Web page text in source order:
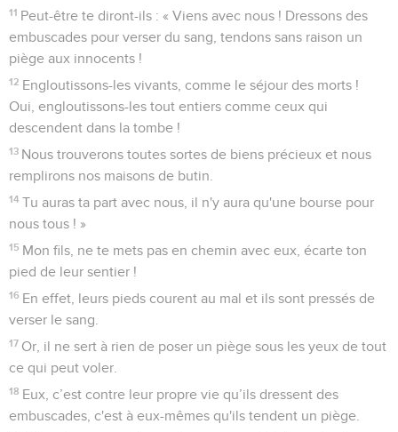
11 Peut-être te diront-ils : « Viens avec nous ! Dressons des
embuscades pour verser du sang, tendons sans raison un
piège aux innocents !
12 Engloutissons-les vivants, comme le séjour des morts !
Oui, engloutissons-les tout entiers comme ceux qui
descendent dans la tombe !
13 Nous trouverons toutes sortes de biens précieux et nous
remplirons nos maisons de butin.
14 Tu auras ta part avec nous, il n'y aura qu'une bourse pour
nous tous ! »
15 Mon fils, ne te mets pas en chemin avec eux, écarte ton
pied de leur sentier !
16 En effet, leurs pieds courent au mal et ils sont pressés de
verser le sang.
17 Or, il ne sert à rien de poser un piège sous les yeux de tout
ce qui peut voler.
18 Eux, c’est contre leur propre vie qu’ils dressent des
embuscades, c'est à eux-mêmes qu'ils tendent un piège.